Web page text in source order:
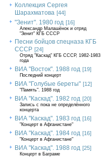
Коллекция Сергея
Шарахматова [44]
"Зенит". 1980 год [16]
Александр Малашёнок и отряд
"Зенит" КГБ СССР
Песни бойцов спецназа КГБ
СССР [24]
Отряд "Каскад" КГБ СССР, 1982-1983
года
ВИА "Восток". 1988 год [19]
Последний концерт
ВИА "Голубые береты" [12]
"Память". 1988 год
ВИА "Каскад". 1982 год [20]
Запись с пока не определённого
концерта
ВИА "Каскад". 1983 год [16]
"Концерт в Афганистане"
ВИА "Каскад". 1984 год [16]
"Концерт в Афганистане"
ВИА "Каскад". 1988 год [25]
Концерт в Баграме